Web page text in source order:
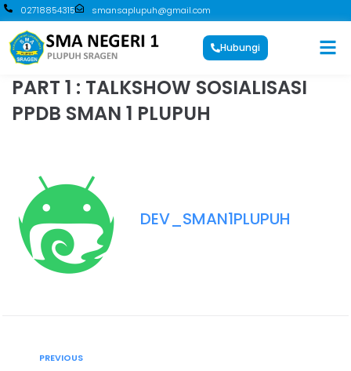
02718854315 smansaplupuh@gmail.com
Hubungi
PART 1 : TALKSHOW SOSIALISASI
PPDB SMAN 1 PLUPUH
DEV_SMAN1PLUPUH
PREVIOUS